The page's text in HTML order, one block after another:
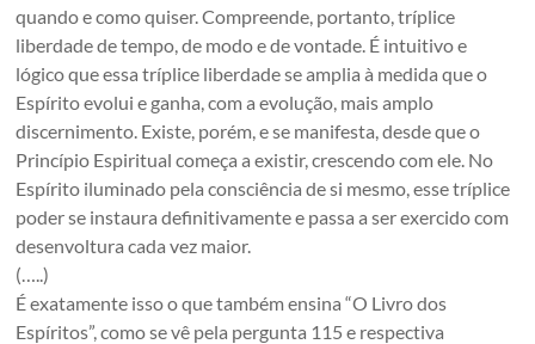
quando e como quiser. Compreende, portanto, tríplice
liberdade de tempo, de modo e de vontade. É intuitivo e
lógico que essa tríplice liberdade se amplia à medida que o
Espírito evolui e ganha, com a evolução, mais amplo
discernimento. Existe, porém, e se manifesta, desde que o
Princípio Espiritual começa a existir, crescendo com ele. No
Espírito iluminado pela consciência de si mesmo, esse tríplice
poder se instaura definitivamente e passa a ser exercido com
desenvoltura cada vez maior.
(…..)
É exatamente isso o que também ensina “O Livro dos
Espíritos”, como se vê pela pergunta 115 e respectiva